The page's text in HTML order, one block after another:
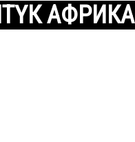
АФРИКА